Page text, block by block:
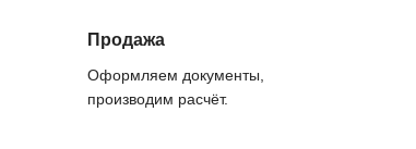
Продажа
Оформляем документы,
производим расчёт.